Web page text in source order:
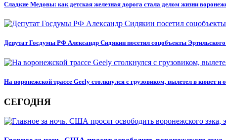
Сладкие Медовы: как детская железная дорога стала делом жизни
Депутат Госдумы РФ Александр Сидякин посетил соцобъекты
На воронежской трассе Geely столкнулся с грузовиком, вылетел в кювет
СЕГОДНЯ